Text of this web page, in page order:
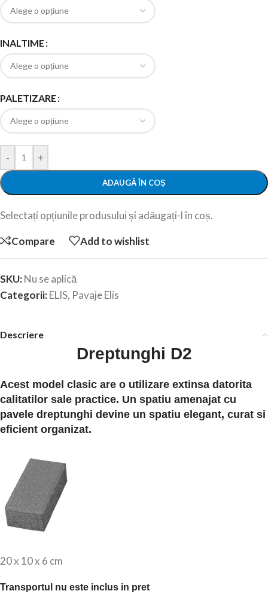
INALTIME
PALETIZARE
- +
ADAUGĂ ÎN COȘ
Selectați opțiunile produsului și adăugați-l în coș.
Compare Add to wishlist
SKU:Nu se aplică
Categorii:ELIS, Pavaje Elis
Descriere
Dreptunghi D2
Acest model clasic are o utilizare extinsa datorita
calitatilor sale practice. Un spatiu amenajat cu
pavele dreptunghi devine un spatiu elegant, curat si
eficient organizat.
20 x 10 x 6 cm
Transportul nu este inclus in pret